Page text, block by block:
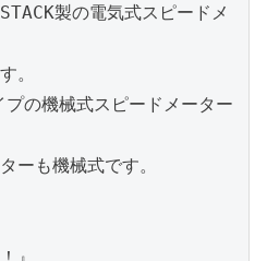
製の電気式スピードメ
。
の機械式スピードメーター
ーも機械式です。